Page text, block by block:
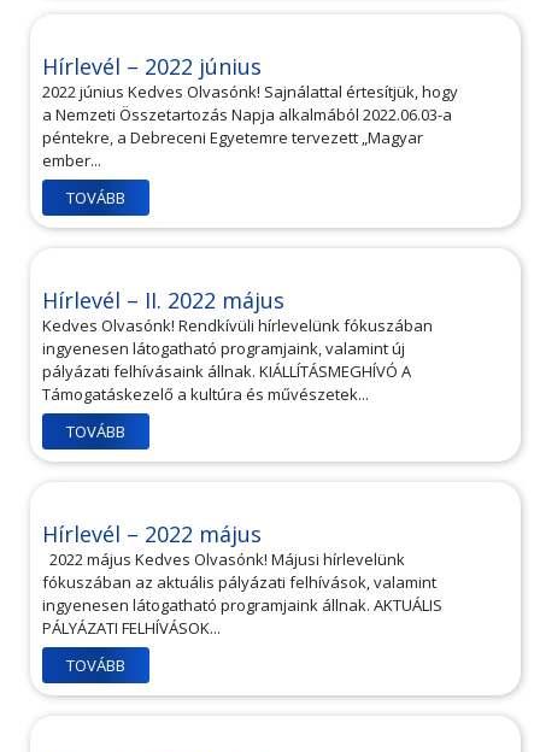
Hírlevél – 2022 június
2022 június Kedves Olvasónk! Sajnálattal értesítjük, hogy
a Nemzeti Összetartozás Napja alkalmából 2022.06.03-a
péntekre, a Debreceni Egyetemre tervezett „Magyar
ember...
TOVÁBB
Hírlevél – II. 2022 május
Kedves Olvasónk! Rendkívüli hírlevelünk fókuszában
ingyenesen látogatható programjaink, valamint új
pályázati felhívásaink állnak. KIÁLLÍTÁSMEGHÍVÓ A
Támogatáskezelő a kultúra és művészetek...
TOVÁBB
Hírlevél – 2022 május
2022 május Kedves Olvasónk! Májusi hírlevelünk
fókuszában az aktuális pályázati felhívások, valamint
ingyenesen látogatható programjaink állnak. AKTUÁLIS
PÁLYÁZATI FELHÍVÁSOK...
TOVÁBB